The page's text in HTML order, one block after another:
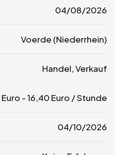
04/08/2026
Voerde (Niederrhein)
Handel, Verkauf
Euro -16,40 Euro / Stunde
04/10/2026